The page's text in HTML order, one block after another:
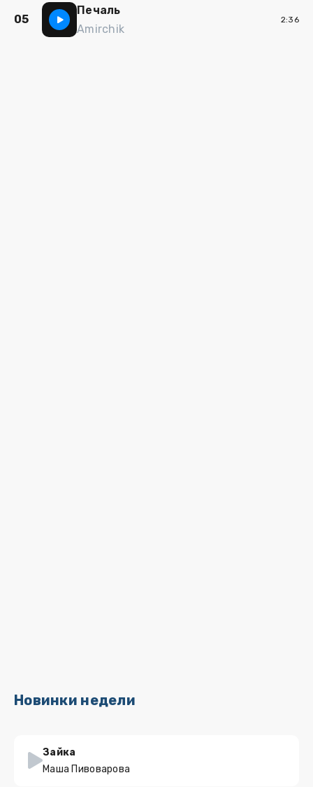
05
Печаль
Amirchik
2:36
Новинки недели
Зайка
Маша Пивоварова